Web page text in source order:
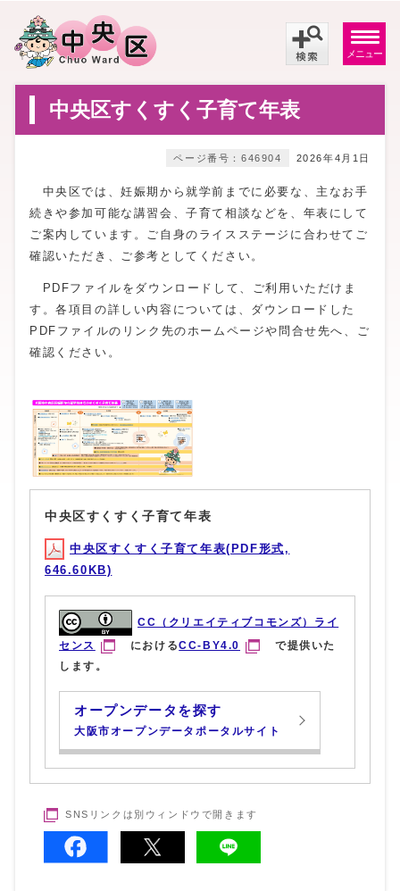
メニュー
中央区すくすく子育て年表
2026年4月1日
ページ番号：646904
中央区では、妊娠期から就学前までに必要な、主なお手
続きや参加可能な講習会、子育て相談などを、年表にして
ご案内しています。ご自身のライスステージに合わせてご
確認いただき、ご参考としてください。
PDFファイルをダウンロードして、ご利用いただけま
す。各項目の詳しい内容については、ダウンロードした
PDFファイルのリンク先のホームページや問合せ先へ、ご
確認ください。
中央区すくすく子育て年表
中央区すくすく子育て年表(PDF形式,
646.60KB)
CC（クリエイティブコモンズ）ライ
センス
におけるCC-BY4.0
で提供いた
します。
オープンデータを探す
大阪市オープンデータポータルサイト
SNSリンクは別ウィンドウで開きます